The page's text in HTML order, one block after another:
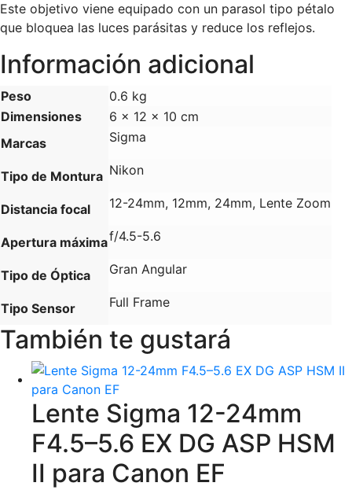
Este objetivo viene equipado con un parasol tipo pétalo
que bloquea las luces parásitas y reduce los reflejos.
Información adicional
Peso
0.6 kg
Dimensiones
6 × 12 × 10 cm
Marcas
Sigma
Tipo de Montura Nikon
Distancia focal 12-24mm, 12mm, 24mm, Lente Zoom
Apertura máximaf/4.5-5.6
Tipo de Óptica Gran Angular
Tipo Sensor Full Frame
También te gustará
Lente Sigma 12-24mm
F4.5–5.6 EX DG ASP HSM
II para Canon EF